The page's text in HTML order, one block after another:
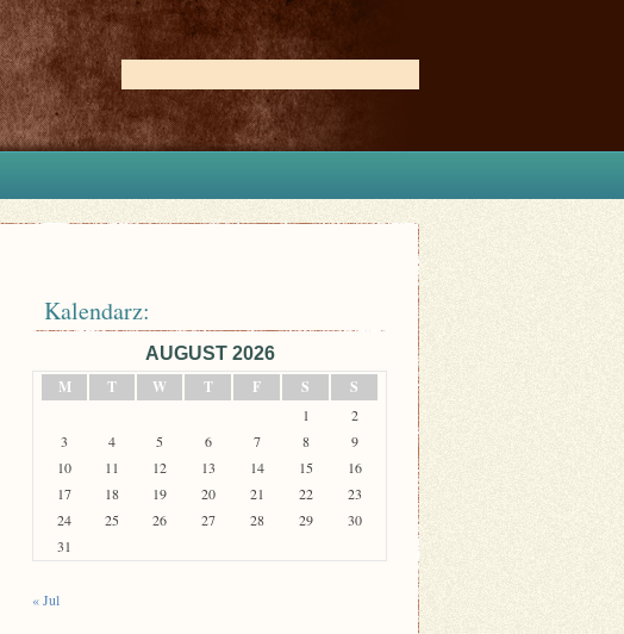
Kalendarz:
AUGUST 2026
M
T W T F S S
1
2
3
4 5 6 7 8
9
10
11 12 13 14 15
16
17
18 19 20 21 22
23
24
25 26 27 28 29
30
31
« Jul